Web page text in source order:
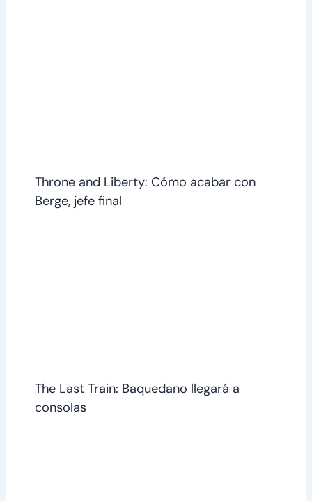
Throne and Liberty: Cómo acabar con
Berge, jefe final
The Last Train: Baquedano llegará a
consolas